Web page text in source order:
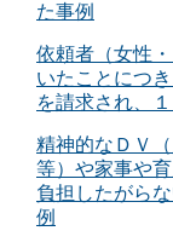
た事例
依頼者（女性
いたことにつ
を請求され、
精神的なＤＶ
等）や家事や
負担したがら
例